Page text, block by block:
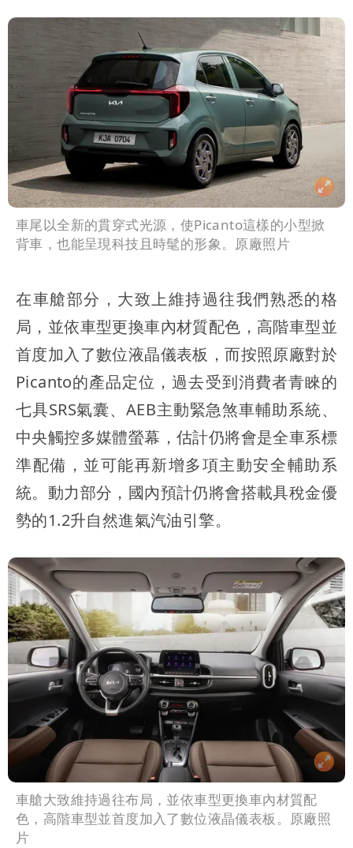
車尾以全新的貫穿式光源，使Picanto這樣的小型掀
背車，也能呈現科技且時髦的形象。原廠照片
在車艙部分，大致上維持過往我們熟悉的格
局，並依車型更換車內材質配色，高階車型並
首度加入了數位液晶儀表板，而按照原廠對於
Picanto的產品定位，過去受到消費者青睞的
七具SRS氣囊、AEB主動緊急煞車輔助系統、
中央觸控多媒體螢幕，估計仍將會是全車系標
準配備，並可能再新增多項主動安全輔助系
統。動力部分，國內預計仍將會搭載具稅金優
勢的1.2升自然進氣汽油引擎。
車艙大致維持過往布局，並依車型更換車內材質配
色，高階車型並首度加入了數位液晶儀表板。原廠照
片